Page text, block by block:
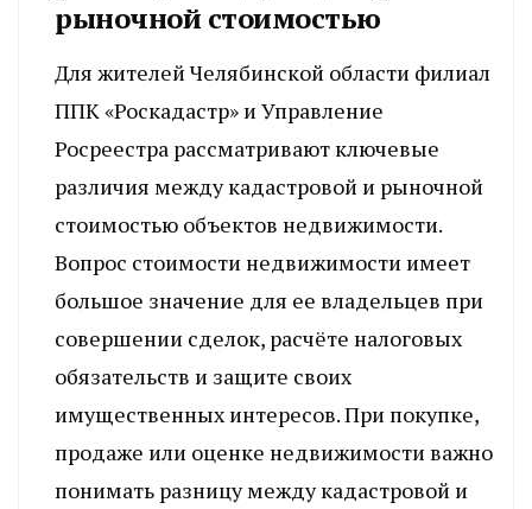
рыночной стоимостью
Для жителей Челябинской области филиал
ППК «Роскадастр» и Управление
Росреестра рассматривают ключевые
различия между кадастровой и рыночной
стоимостью объектов недвижимости.
Вопрос стоимости недвижимости имеет
большое значение для ее владельцев при
совершении сделок, расчёте налоговых
обязательств и защите своих
имущественных интересов. При покупке,
продаже или оценке недвижимости важно
понимать разницу между кадастровой и